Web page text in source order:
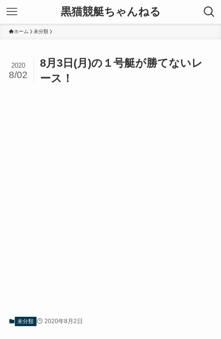
黒猫競艇ちゃんねる
ホーム 未分類
8月3日(月)の１号艇が勝てないレ
ース！
2020
8/02
未分類 2020年8月2日